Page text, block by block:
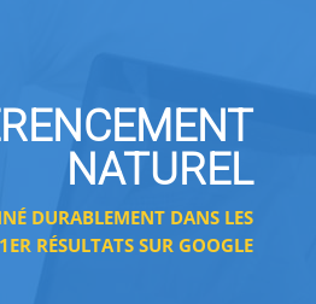
NATUREL
DURABLEMENT DANS LES
1ER RÉSULTATS SUR GOOGLE